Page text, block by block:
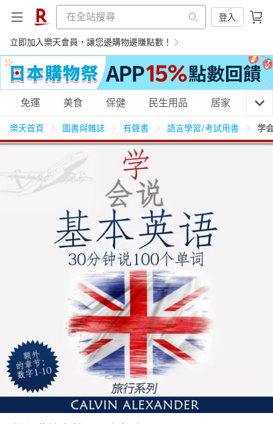
登入
立即加入樂天會員，讓您邊購物邊賺點數！
購物網分類
3C家電 運動休閒
男裝 化妝保養
電子/紙本書
HOT
免運 美食 保健 民生用品 居家 3C
樂天首頁 圖書與雜誌 有聲書 語言學習/考試用書 学